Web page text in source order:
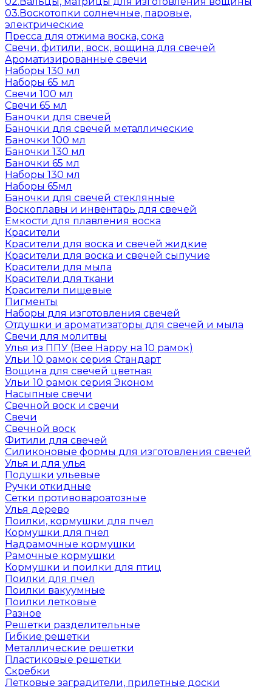
03.Воскотопки солнечные, паровые,
электрические
Пресса для отжима воска, сока
Свечи, фитили, воск, вощина для свечей
Ароматизированные свечи
Наборы 130 мл
Наборы 65 мл
Свечи 100 мл
Свечи 65 мл
Баночки для свечей
Баночки для свечей металлические
Баночки 100 мл
Баночки 130 мл
Баночки 65 мл
Наборы 130 мл
Наборы 65мл
Баночки для свечей стеклянные
Воскоплавы и инвентарь для свечей
Емкости для плавления воска
Красители
Красители для воска и свечей жидкие
Красители для воска и свечей сыпучие
Красители для мыла
Красители для ткани
Красители пищевые
Пигменты
Наборы для изготовления свечей
Отдушки и ароматизаторы для свечей и мыла
Свечи для молитвы
Улья из ППУ (Bee Happy на 10 рамок)
Ульи 10 рамок серия Стандарт
Вощина для свечей цветная
Ульи 10 рамок серия Эконом
Насыпные свечи
Свечной воск и свечи
Свечи
Свечной воск
Фитили для свечей
Силиконовые формы для изготовления свечей
Улья и для улья
Подушки ульевые
Ручки откидные
Сетки противовароатозные
Улья дерево
Поилки, кормушки для пчел
Кормушки для пчел
Надрамочные кормушки
Рамочные кормушки
Кормушки и поилки для птиц
Поилки для пчел
Поилки вакуумные
Поилки летковые
Разное
Решетки разделительные
Гибкие решетки
Металлические решетки
Пластиковые решетки
Скребки
Летковые заградители, прилетные доски